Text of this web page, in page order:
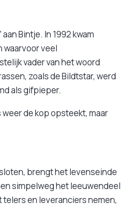
Bintje. In 1992 kwam
waarvoor veel
vader van het woord
zoals de Bildtstar, werd
als gifpieper.
de kop opsteekt, maar
brengt het levenseinde
simpelweg het leeuwendeel
telers en leveranciers nemen,